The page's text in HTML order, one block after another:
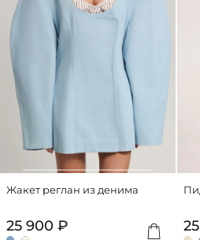
Жакет реглан из денима
25 900 ₽